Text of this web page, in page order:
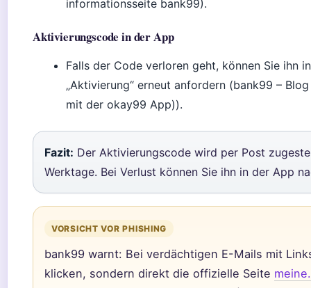
informationsseite bank99).
Aktivierungscode in der App
Falls der Code verloren geht, können Sie ihn
„Aktivierung“ erneut anfordern (bank99 –
mit der okay99 App)).
Fazit: Der Aktivierungscode wird per Post
Werktage. Bei Verlust können Sie ihn in der App
VORSICHT VOR PHISHING
bank99 warnt: Bei verdächtigen E-Mails mit
klicken, sondern direkt die offizielle Seite